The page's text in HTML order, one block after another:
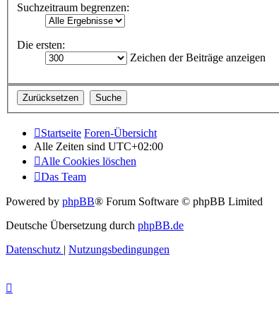
Suchzeitraum begrenzen:
Die ersten:
Zeichen der Beiträge anzeigen
Startseite Foren-Übersicht
Alle Zeiten sind UTC+02:00
Alle Cookies löschen
Das Team
Powered by phpBB® Forum Software © phpBB Limited
Deutsche Übersetzung durch phpBB.de
Datenschutz | Nutzungsbedingungen